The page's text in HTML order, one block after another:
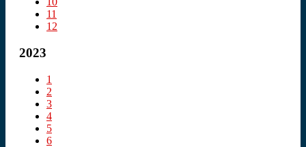
11
12
2023
1
2
3
4
5
6